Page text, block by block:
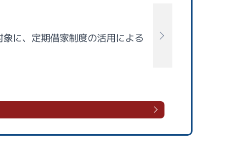
に、定期借家制度の活用による